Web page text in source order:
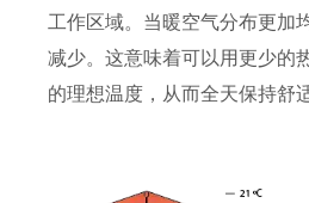
工作区域。当暖空气分布更加
减少。这意味着可以用更少的
的理想温度，从而全天保持舒